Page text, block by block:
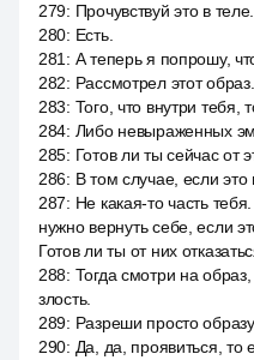
279: Прочувствуй это в теле.
280: Есть.
281 : А теперь я попрошу,
282: Рассмотрел этот образ.
283: Того, что внутри тебя,
284: Либо невыраженных
285: Готов ли ты сейчас от
286: В том случае, если это
287: Не какая-то часть
нужно вернуть себе, если
Готов ли ты от них
288: Тогда смотри на
злость.
289: Разреши просто
290: Да, да, проявиться, то